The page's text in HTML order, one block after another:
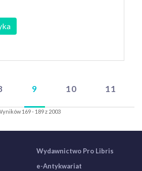
9 10 11
169 - 189 z 2003
Wydawnictwo Pro Libris
e-Antykwariat